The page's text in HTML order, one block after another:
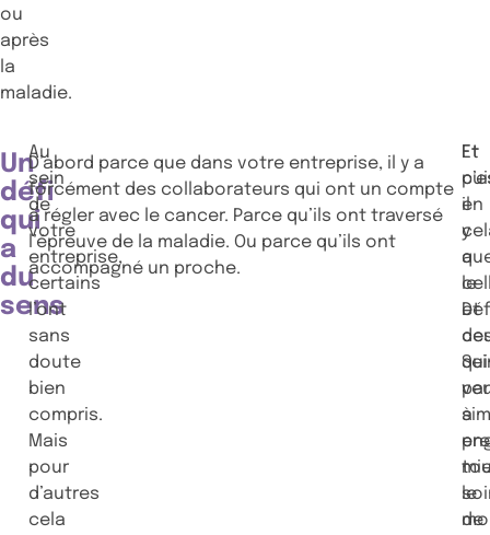
ou
après
la
maladie.
Un
défi
qui
a
du
sens
Au
sein
de
votre
entreprise,
certains
l’ont
sans
doute
bien
compris.
Mais
pour
d’autres
cela
D’abord parce que dans votre entreprise, il y a
forcément des collaborateurs qui ont un compte
à régler avec le cancer. Parce qu’ils ont traversé
l’épreuve de la maladie. Ou parce qu’ils ont
accompagné un proche.
Et
il
y
a
et
qui
de
Et
en
le
à
le